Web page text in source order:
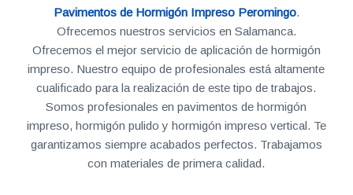
Pavimentos de Hormigón Impreso Peromingo.
Ofrecemos nuestros servicios en Salamanca.
Ofrecemos el mejor servicio de aplicación de hormigón
impreso. Nuestro equipo de profesionales está altamente
cualificado para la realización de este tipo de trabajos.
Somos profesionales en pavimentos de hormigón
impreso, hormigón pulido y hormigón impreso vertical. Te
garantizamos siempre acabados perfectos. Trabajamos
con materiales de primera calidad.